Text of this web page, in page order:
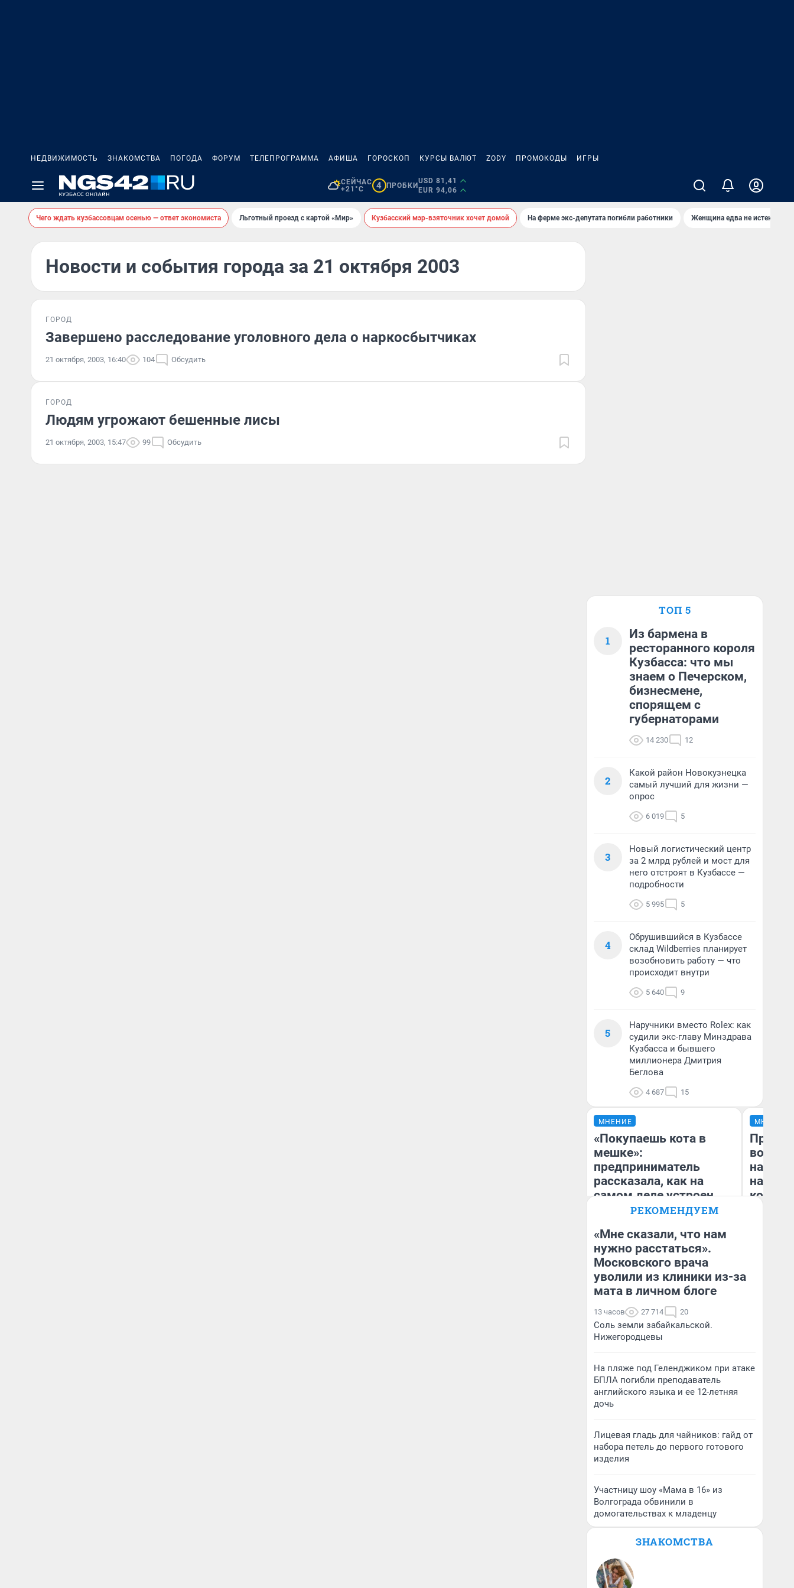
НЕДВИЖИМОСТЬ ЗНАКОМСТВА ПОГОДА ФОРУМ ТЕЛЕПРОГРАММА АФИША ГОРОСКОП КУРСЫ ВАЛЮТ ZODY ПРОМОКОДЫ ИГРЫ
СЕЙЧАС
+21°C
4 ПРОБКИ
USD 81,41
EUR 94,06
Чего ждать кузбассовцам осенью — ответ экономиста Льготный проезд с картой «Мир» Кузбасский мэр-взяточник хочет домой На ферме экс-депутата погибли работники Женщина едва не истекла
Новости и события города за 21 октября 2003
ГОРОД
Завершено расследование уголовного дела о наркосбытчиках
21 октября, 2003, 16:40 104 Обсудить
ГОРОД
Людям угрожают бешенные лисы
21 октября, 2003, 15:47 99 Обсудить
ТОП 5
1
Из бармена в
ресторанного короля
Кузбасса: что мы
знаем о Печерском,
бизнесмене,
спорящем с
губернаторами
14 230 12
2
Какой район Новокузнецка
самый лучший для жизни —
опрос
6 019 5
3
Новый логистический центр
за 2 млрд рублей и мост для
него отстроят в Кузбассе —
подробности
5 995 5
4
Обрушившийся в Кузбассе
склад Wildberries планирует
возобновить работу — что
происходит внутри
5 640 9
5
Наручники вместо Rolex: как
судили экс-главу Минздрава
Кузбасса и бывшего
миллионера Дмитрия
Беглова
4 687 15
МНЕНИЕ
«Покупаешь кота в
мешке»:
предприниматель
рассказала, как на
самом деле устроен
бизнес со складами
Наталья Шорохова
Открыла кофейную точку на
деньги соцразвития
МНЕНИЕ
нам
РЕКОМЕНДУЕМ
«Мне сказали, что нам
нужно расстаться».
Московского врача
уволили из клиники из-за
мата в личном блоге
13 часов 27 714 20
Соль земли забайкальской.
Нижегородцевы
На пляже под Геленджиком при атаке
БПЛА погибли преподаватель
английского языка и ее 12-летняя
дочь
Лицевая гладь для чайников: гайд от
набора петель до первого готового
изделия
Участницу шоу «Мама в 16» из
Волгограда обвинили в
домогательствах к младенцу
ЗНАКОМСТВА